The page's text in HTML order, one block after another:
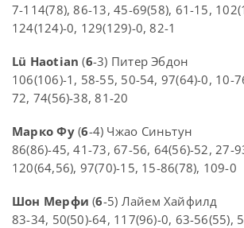
7-114(78), 86-13, 45-69(58), 61-15,
124(124)-0, 129(129)-0, 82-1
Lü Haotian (6-3) Питер Эбдон
106(106)-1, 58-55, 50-54, 97(64)-0, 10-
72, 74(56)-38, 81-20
Марко Фу(6-4) Чжао Синьтун
86(86)-45, 41-73, 67-56, 64(56)-52, 27-
120(64,56), 97(70)-15, 15-86(78), 109-0
Шон Мерфи (6-5) Лайем Хайфилд
83-34, 50(50)-64, 117(96)-0, 63-56(55),